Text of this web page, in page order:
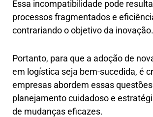
Essa incompatibilidade pode
processos fragmentados e
contrariando o objetivo da inovação.
Portanto, para que a adoção de
em logística seja bem-sucedida, é
empresas abordem essas
planejamento cuidadoso e
de mudanças eficazes.